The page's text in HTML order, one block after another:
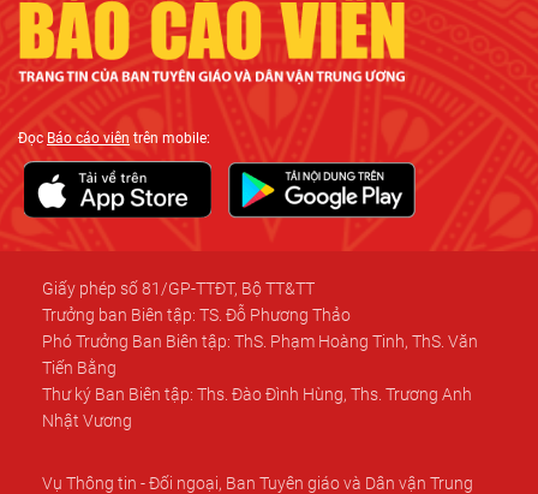
ĐọcBáo cáo viên trên mobile:
Giấy phép số 81/GP-TTĐT, Bộ TT&TT
Trưởng ban Biên tập: TS. Đỗ Phương Thảo
Phó Trưởng Ban Biên tập: ThS. Phạm Hoàng Tinh, ThS. Văn
Tiến Bằng
Thư ký Ban Biên tập: Ths. Đào Đình Hùng, Ths. Trương Anh
Nhật Vương
Vụ Thông tin - Đối ngoại, Ban Tuyên giáo và Dân vận Trung